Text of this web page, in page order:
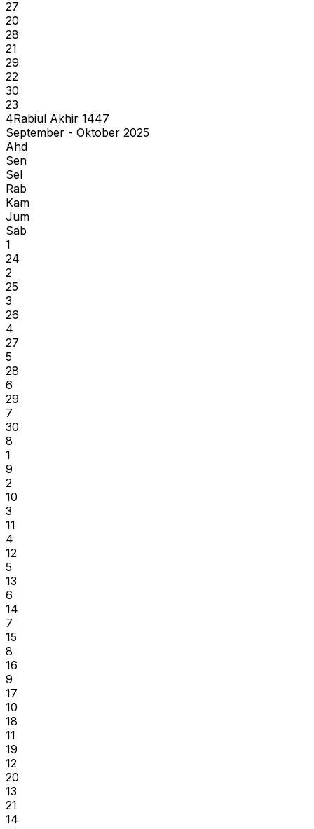
27
20
28
21
29
22
30
23
4Rabiul Akhir 1447
September - Oktober 2025
Ahd
Sen
Sel
Rab
Kam
Jum
Sab
1
24
2
25
3
26
4
27
5
28
6
29
7
30
8
1
9
2
10
3
11
4
12
5
13
6
14
7
15
8
16
9
17
10
18
11
19
12
20
13
21
14